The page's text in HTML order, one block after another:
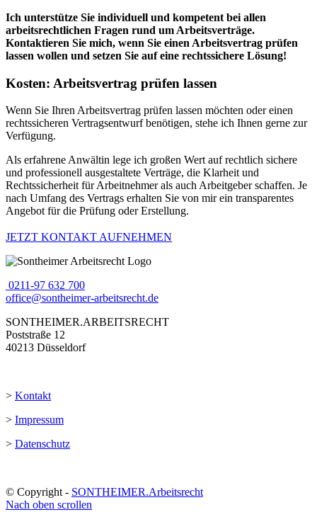
Ich unterstütze Sie individuell und kompetent bei allen
arbeitsrechtlichen Fragen rund um Arbeitsverträge.
Kontaktieren Sie mich, wenn Sie einen Arbeitsvertrag prüfen
lassen wollen und setzen Sie auf eine rechtssichere Lösung!
Kosten: Arbeitsvertrag prüfen lassen
Wenn Sie Ihren Arbeitsvertrag prüfen lassen möchten oder einen
rechtssicheren Vertragsentwurf benötigen, stehe ich Ihnen gerne zur
Verfügung.
Als erfahrene Anwältin lege ich großen Wert auf rechtlich sichere
und professionell ausgestaltete Verträge, die Klarheit und
Rechtssicherheit für Arbeitnehmer als auch Arbeitgeber schaffen. Je
nach Umfang des Vertrags erhalten Sie von mir ein transparentes
Angebot für die Prüfung oder Erstellung.
JETZT KONTAKT AUFNEHMEN
0211-97 632 700
office@sontheimer-arbeitsrecht.de
SONTHEIMER.ARBEITSRECHT
Poststraße 12
40213 Düsseldorf
> Kontakt
> Impressum
> Datenschutz
© Copyright - SONTHEIMER.Arbeitsrecht
Nach oben scrollen